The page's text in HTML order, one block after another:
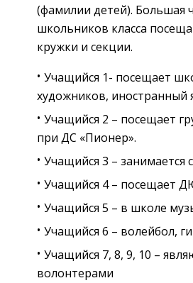
(фамилии детей). Большая
школьников класса
кружки и секции.
Учащийся 1- посещает
художников, иностранный
Учащийся 2 – посещает
при ДС «Пионер».
Учащийся 3 – занимается
Учащийся 4 – посещает
Учащийся 5 – в школе
Учащийся 6 – волейбол,
Учащийся 7, 8, 9, 10 –
волонтерами